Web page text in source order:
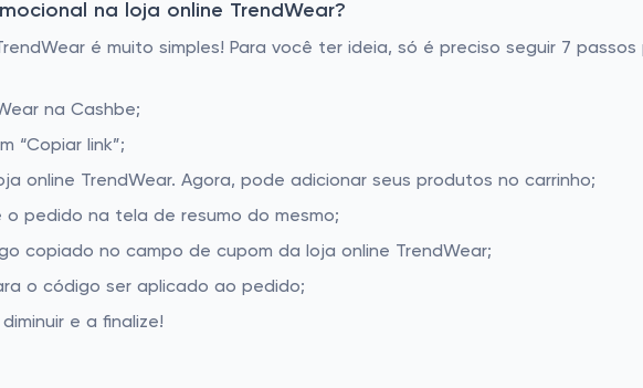
na loja online TrendWear?
é muito simples! Para você ter ideia, só é preciso seguir 7
na Cashbe;
“Copiar link”;
online TrendWear. Agora, pode adicionar seus produtos no carrinho;
o pedido na tela de resumo do mesmo;
copiado no campo de cupom da loja online TrendWear;
o código ser aplicado ao pedido;
e a finalize!